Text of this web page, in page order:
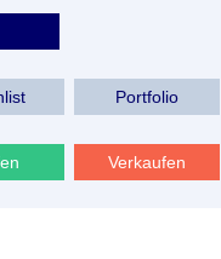
Portfolio
Verkaufen